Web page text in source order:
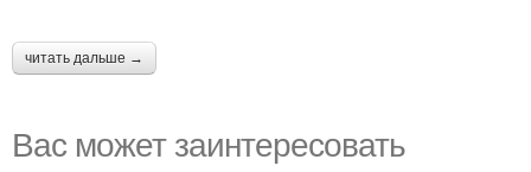
читать дальше →
Вас может заинтересовать